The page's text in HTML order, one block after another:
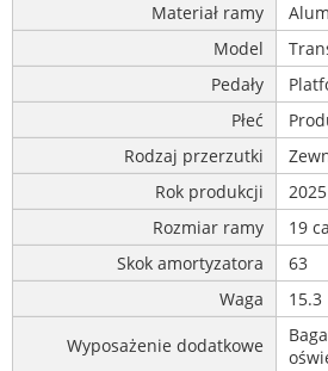
Materiał ramy
Model
Pedały
Płeć
Rodzaj przerzutki
Rok produkcji
2025
Rozmiar ramy
19
Skok amortyzatora
63
Waga
15.3
Wyposażenie dodatkowe